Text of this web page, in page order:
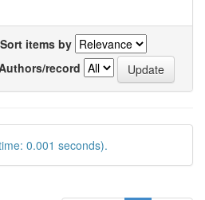
Sort items by
record
0.001 seconds).